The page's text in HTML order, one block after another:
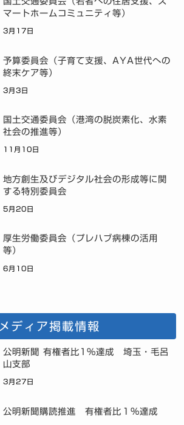
マートホームコミュニティ等）
3月17日
予算委員会（子育て支援、AYA世代への
終末ケア等）
3月3日
国土交通委員会（港湾の脱炭素化、水素
社会の推進等）
11月10日
地方創生及びデジタル社会の形成等に関
する特別委員会
5月20日
厚生労働委員会（プレハブ病棟の活用
等）
6月10日
メディア掲載情報
公明新聞 有権者比1%達成 埼玉・毛呂
山支部
3月27日
公明新聞購読推進 有権者比１％達成